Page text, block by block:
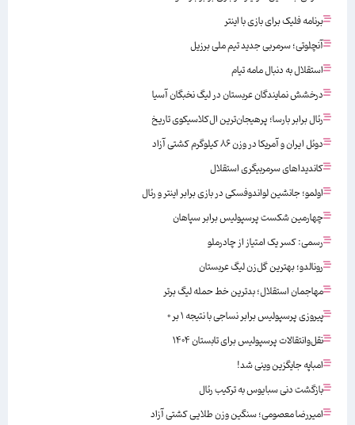
برنامه فلیک برای بازی با اینتر
آنچلوتی؛ سرمربی جدید تیم ملی برزیل
استقلال به دنبال مامه تیام
درخشش نمایندگان عربستان در لیگ نخبگان آسیا
رئال برابر بارسا؛ پرهیجان‌‌ترین ال‌کلاسیکوی تاریخ
دوئل ایران و آمریکا در وزن ۸۶ کیلوگرم کشتی آزاد
کاندیداهای سرمربیگری استقلال
اولمو؛ جانشین لواندوفسکی در بازی برابر اینتر و رئال
چهارمین شکست پرسپولیس برابر سپاهان
رسمی: کسر یک امتیاز از چادرملو
رونالدو؛ بهترین گل‌زن لیگ عربستان
مهاجمان استقلال؛ بدترین خط حمله لیگ برتر
پیروزی پرسپولیس برابر نساجی با نتیجه ۱ بر ۰
نقل‌وانتقالات پرسپولیس برای تابستان ۱۴۰۴
امباپه جایگزین وینی شد!
بازگشت دنی سبایوس به ترکیب رئال
امیررضا معصومی؛ سنگین وزن طلایی کشتی آزاد